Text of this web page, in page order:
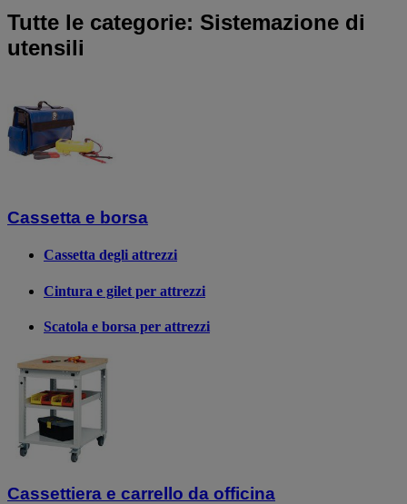
Tutte le categorie: Sistemazione di
utensili
Cassetta e borsa
Cassetta degli attrezzi
Cintura e gilet per attrezzi
Scatola e borsa per attrezzi
Cassettiera e carrello da officina